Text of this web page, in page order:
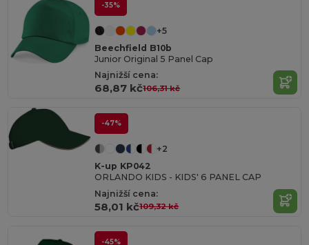
-35%
+5
Beechfield B10b
Junior Original 5 Panel Cap
Najnižší cena:
68,87 kč106,31 kč
-47%
+2
K-up KP042
ORLANDO KIDS - KIDS' 6 PANEL CAP
Najnižší cena:
58,01 kč109,32 kč
-45%